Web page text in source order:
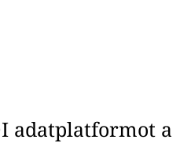
adatplatformot a